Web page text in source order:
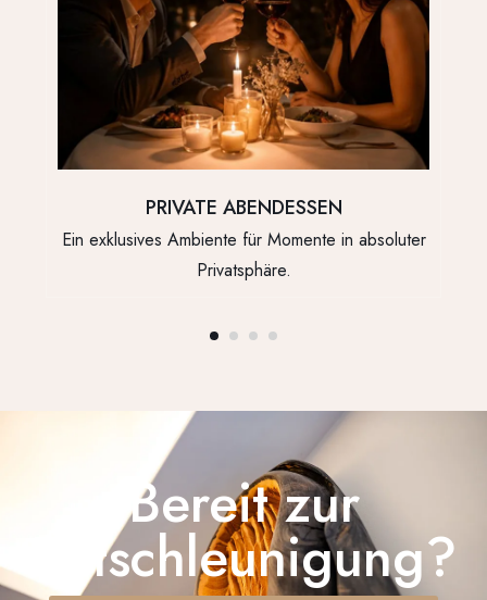
PRIVATE ABENDESSEN
Ein exklusives Ambiente für Momente in absoluter
Privatsphäre.
Bereit zur
Entschleunigung?